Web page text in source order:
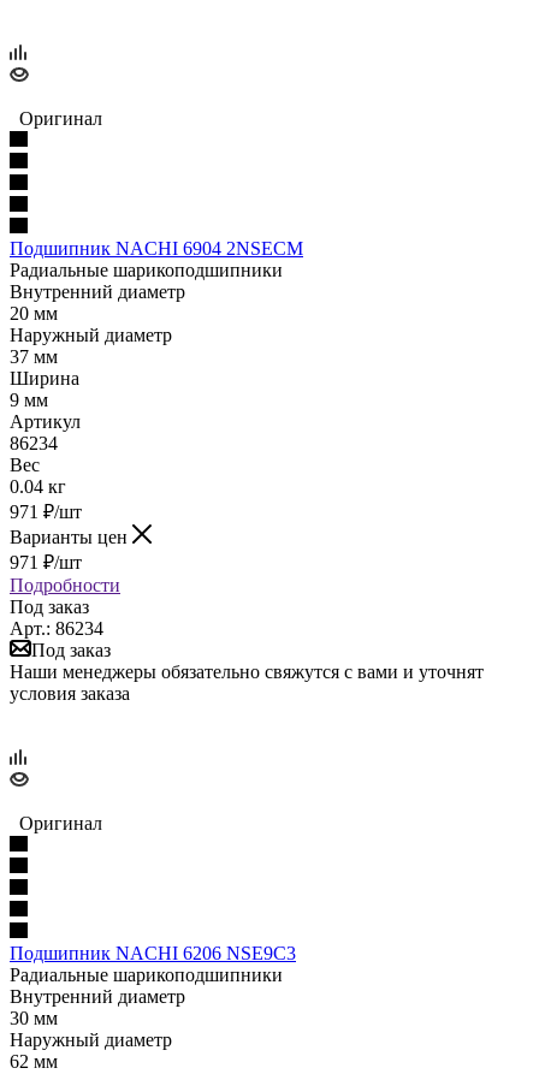
Оригинал
Подшипник NACHI 6904 2NSECM
Радиальные шарикоподшипники
Внутренний диаметр
20 мм
Наружный диаметр
37 мм
Ширина
9 мм
Артикул
86234
Вес
0.04 кг
971 ₽/шт
Варианты цен
971 ₽/шт
Подробности
Под заказ
Арт.: 86234
Под заказ
Наши менеджеры обязательно свяжутся с вами и уточнят
условия заказа
Оригинал
Подшипник NACHI 6206 NSE9C3
Радиальные шарикоподшипники
Внутренний диаметр
30 мм
Наружный диаметр
62 мм